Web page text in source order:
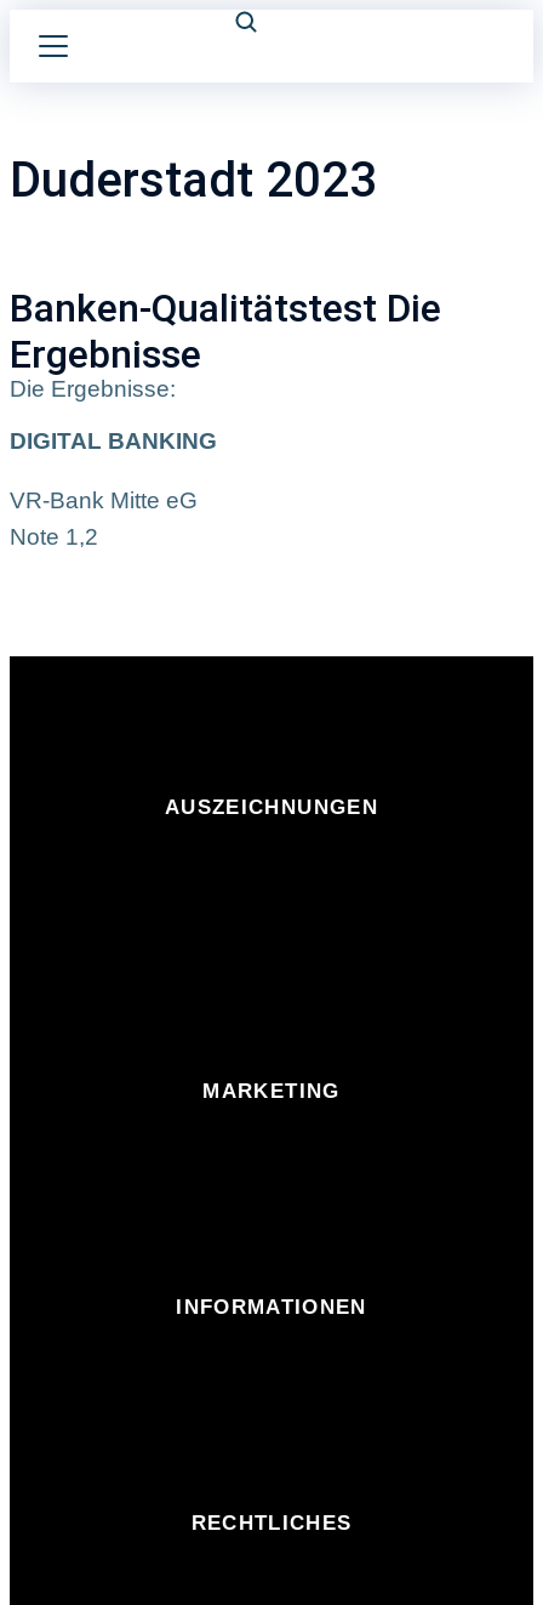
Duderstadt 2023
Banken-Qualitätstest Die
Ergebnisse
Die Ergebnisse:
DIGITAL BANKING
VR-Bank Mitte eG
Note 1,2
AUSZEICHNUNGEN
MARKETING
INFORMATIONEN
RECHTLICHES